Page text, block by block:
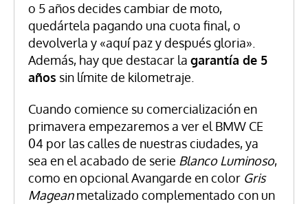
o 5 años decides cambiar de moto,
quedártela pagando una cuota final, o
devolverla y «aquí paz y después gloria».
Además, hay que destacar la garantía de 5
años sin límite de kilometraje.
Cuando comience su comercialización en
primavera empezaremos a ver el BMW CE
04 por las calles de nuestras ciudades, ya
sea en el acabado de serie Blanco Luminoso,
como en opcional Avangarde en color Gris
Mageanmetalizado complementado con un